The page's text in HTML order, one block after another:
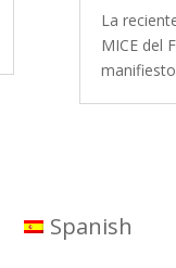
La
MICE del
manifiesto
Spanish